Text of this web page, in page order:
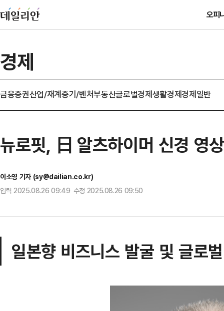
오피
경제
금융증권산업/재계중기/벤처부동산글로벌경제생활경제경제일반
뉴로핏, 日 알츠하이머 신경 영
이소영 기자 (sy@dailian.co.kr)
입력 2025.08.26 09:49 수정 2025.08.26 09:50
일본향 비즈니스 발굴 및 글로